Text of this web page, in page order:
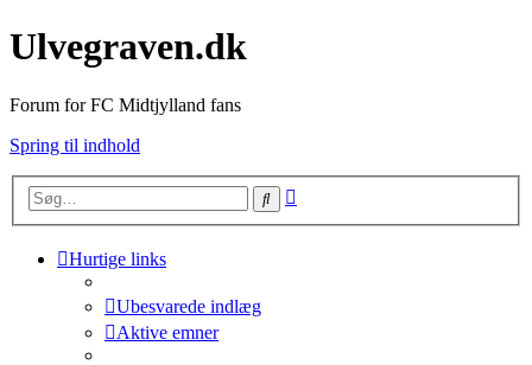
Ulvegraven.dk
Forum for FC Midtjylland fans
Spring til indhold
Søg
Hurtige links
Ubesvarede indlæg
Aktive emner